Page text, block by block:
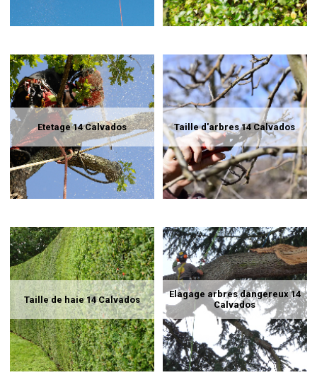
Etetage 14 Calvados Taille d'arbres 14 Calvados
Taille de haie 14 Calvados
Elagage arbres dangereux 14
Calvados